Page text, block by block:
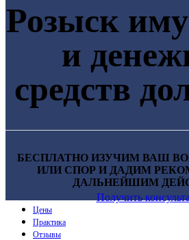
Розыск
и
средств
БЕСПЛАТНО ИЗУЧИМ ВАШ
ИЛИ СПОР И ДАДИМ
ДАЛЬНЕЙШИМ
Получить
Цены
Практика
Отзывы